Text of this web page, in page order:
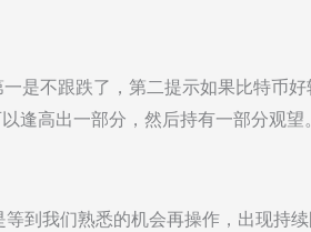
是不跟跌了，第二提示如果比特币
逢高出一部分，然后持有一部分观望。
到我们熟悉的机会再操作，出现持